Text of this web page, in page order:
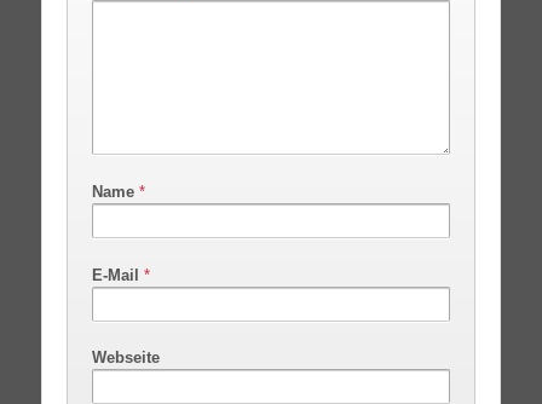
Name *
E-Mail *
Webseite